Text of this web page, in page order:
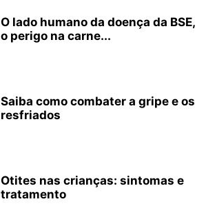
O lado humano da doença da BSE,
o perigo na carne...
Saiba como combater a gripe e os
resfriados
Otites nas crianças: sintomas e
tratamento